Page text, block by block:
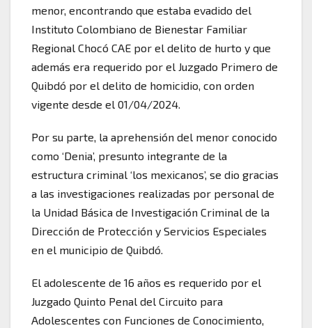
menor, encontrando que estaba evadido del
Instituto Colombiano de Bienestar Familiar
Regional Chocó CAE por el delito de hurto y que
además era requerido por el Juzgado Primero de
Quibdó por el delito de homicidio, con orden
vigente desde el 01/04/2024.
Por su parte, la aprehensión del menor conocido
como ‘Denia’, presunto integrante de la
estructura criminal ‘los mexicanos’, se dio gracias
a las investigaciones realizadas por personal de
la Unidad Básica de Investigación Criminal de la
Dirección de Protección y Servicios Especiales
en el municipio de Quibdó.
El adolescente de 16 años es requerido por el
Juzgado Quinto Penal del Circuito para
Adolescentes con Funciones de Conocimiento,